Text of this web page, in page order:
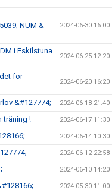
NUM &
2024-06-30 16:00
i Eskilstuna
2024-06-25 12:20
för
2024-06-20 16:20
&#127774; 2024-06-18 21:40
träning ! 2024-06-17 11:30
2024-06-14 10:30
2024-06-12 22:58
2024-06-10 14:20
2024-05-30 11:00